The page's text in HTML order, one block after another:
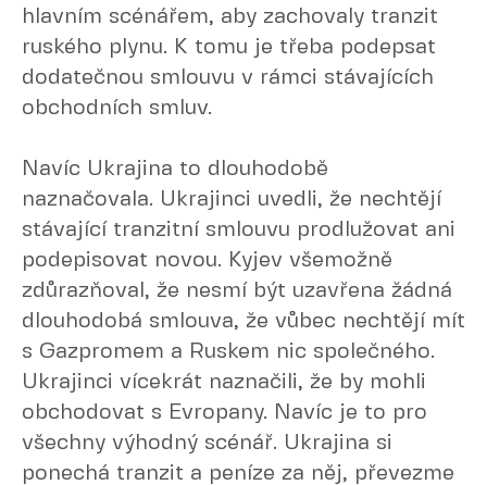
hlavním scénářem, aby zachovaly tranzit
ruského plynu. K tomu je třeba podepsat
dodatečnou smlouvu v rámci stávajících
obchodních smluv.
Navíc Ukrajina to dlouhodobě
naznačovala. Ukrajinci uvedli, že nechtějí
stávající tranzitní smlouvu prodlužovat ani
podepisovat novou. Kyjev všemožně
zdůrazňoval, že nesmí být uzavřena žádná
dlouhodobá smlouva, že vůbec nechtějí mít
s Gazpromem a Ruskem nic společného.
Ukrajinci vícekrát naznačili, že by mohli
obchodovat s Evropany. Navíc je to pro
všechny výhodný scénář. Ukrajina si
ponechá tranzit a peníze za něj, převezme